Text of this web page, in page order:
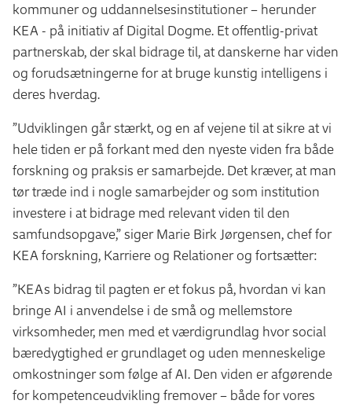
kommuner og uddannelsesinstitutioner – herunder
KEA - på initiativ af Digital Dogme. Et offentlig-privat
partnerskab, der skal bidrage til, at danskerne har viden
og forudsætningerne for at bruge kunstig intelligens i
deres hverdag.
”Udviklingen går stærkt, og en af vejene til at sikre at vi
hele tiden er på forkant med den nyeste viden fra både
forskning og praksis er samarbejde. Det kræver, at man
tør træde ind i nogle samarbejder og som institution
investere i at bidrage med relevant viden til den
samfundsopgave,” siger Marie Birk Jørgensen, chef for
KEA forskning, Karriere og Relationer og fortsætter:
”KEAs bidrag til pagten er et fokus på, hvordan vi kan
bringe AI i anvendelse i de små og mellemstore
virksomheder, men med et værdigrundlag hvor social
bæredygtighed er grundlaget og uden menneskelige
omkostninger som følge af AI. Den viden er afgørende
for kompetenceudvikling fremover – både for vores